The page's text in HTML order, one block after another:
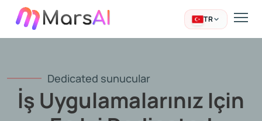
TR
Dedicated sunucular
İş Uygulamalarınız Için